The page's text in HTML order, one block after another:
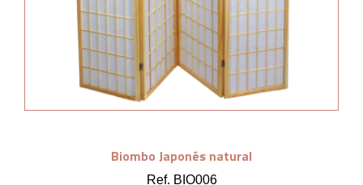
Biombo Japonés natural
Ref. BIO006